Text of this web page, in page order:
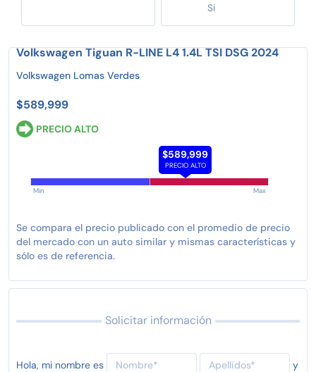
Si
Volkswagen Tiguan R-LINE L4 1.4L TSI DSG 2024
Volkswagen Lomas Verdes
$589,999
PRECIO ALTO
$589,999
PRECIO ALTO
Min Max
Se compara el precio publicado con el promedio de precio
del mercado con un auto similar y mismas características y
sólo es de referencia.
Solicitar información
Hola, mi nombre es y